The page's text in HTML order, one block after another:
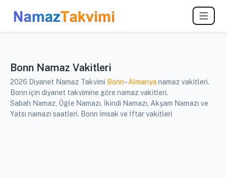
Bonn Namaz Vakitleri
2026 Diyanet Namaz Takvimi Bonn-Almanya namaz vakitleri.
Bonn için diyanet takvimine göre namaz vakitleri.
Sabah Namaz, Öğle Namazı, İkindi Namazı, Akşam Namazı ve
Yatsı namazı saatleri. Bonn İmsak ve İftar vakitleri